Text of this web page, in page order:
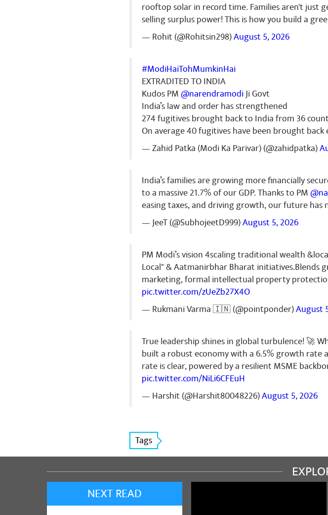
rooftop solar in record time. Families aren't just
selling surplus power! This is how you build a
— Rohit (@Rohitsin298)August 5, 2026
#ModiHaiTohMumkinHai
EXTRADITED TO INDIA
Kudos PM @narendramodiJi Govt
India’s law and order has strengthened
274 fugitives brought back to India from 36
On average 40 fugitives have been brought back
— Zahid Patka (Modi Ka Parivar) (@zahidpatka)
India’s families are growing more financially
to a massive 21.7% of our GDP. Thanks to PM
easing taxes, and driving growth, our future has
— JeeT (@SubhojeetD999)August 5, 2026
PM Modi’s vision 4scaling traditional wealth
Local" & Aatmanirbhar Bharat
marketing, formal intellectual property
pic.twitter.com/zUeZb27X4O
— Rukmani Varma 🇮🇳 (@pointponder)August
True leadership shines in global turbulence! 🚀
built a robust economy with a 6.5% growth
rate is clear, powered by a resilient MSME
pic.twitter.com/NiLi6CFEuH
— Harshit (@Harshit80048226)August 5, 2026
Tags
NEXT READ